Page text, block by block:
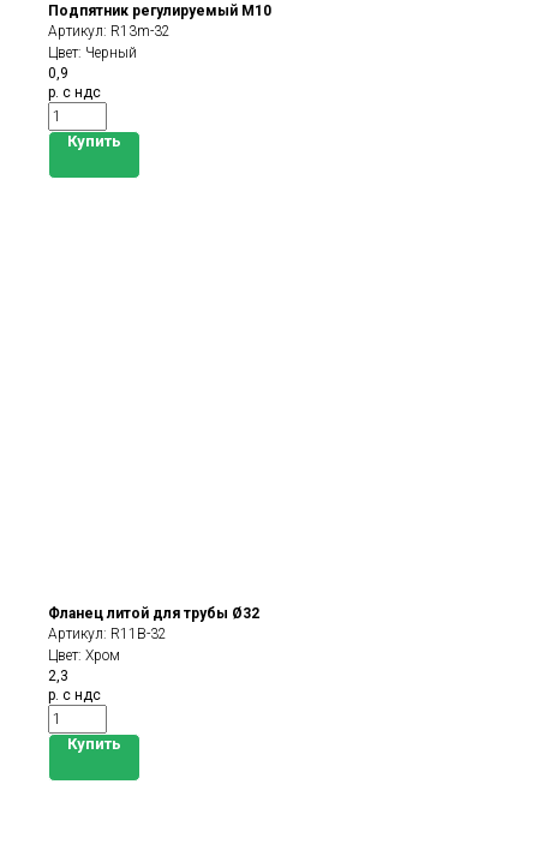
Подпятник регулируемый М10
Артикул: R13m-32
Цвет: Черный
0,9
р. с ндс
Купить
Фланец литой для трубы Ø32
Артикул: R11B-32
Цвет: Хром
2,3
р. с ндс
Купить